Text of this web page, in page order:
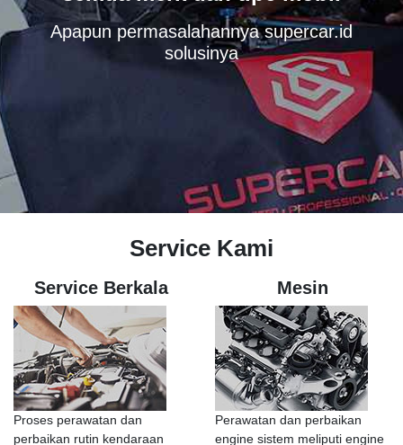
Apapun permasalahannya supercar.id
solusinya
Service Kami
Service Berkala
Proses perawatan dan
perbaikan rutin kendaraan
Mesin
Perawatan dan perbaikan
engine sistem meliputi engine